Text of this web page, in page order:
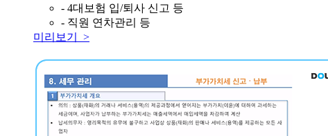
- 4대보험 입/퇴사 신고 등
- 직원 연차관리 등
미리보기 >